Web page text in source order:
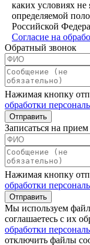
каких условиях не
определяемой
Российской
Согласие на
Обратный звонок
Нажимая кнопку
обработки
Записаться на прием
Нажимая кнопку
обработки
Мы используем
соглашаетесь с их
обработки
отключить файлы